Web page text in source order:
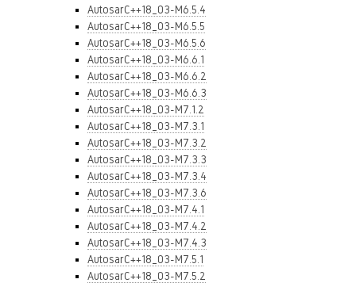
AutosarC++18_03-M6.5.4
AutosarC++18_03-M6.5.5
AutosarC++18_03-M6.5.6
AutosarC++18_03-M6.6.1
AutosarC++18_03-M6.6.2
AutosarC++18_03-M6.6.3
AutosarC++18_03-M7.1.2
AutosarC++18_03-M7.3.1
AutosarC++18_03-M7.3.2
AutosarC++18_03-M7.3.3
AutosarC++18_03-M7.3.4
AutosarC++18_03-M7.3.6
AutosarC++18_03-M7.4.1
AutosarC++18_03-M7.4.2
AutosarC++18_03-M7.4.3
AutosarC++18_03-M7.5.1
AutosarC++18_03-M7.5.2